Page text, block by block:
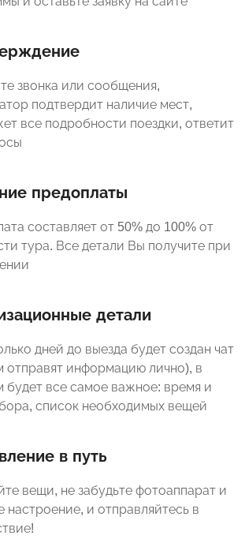
звонка или сообщения,
подтвердит наличие мест,
все подробности поездки, ответит
предоплаты
составляет от 50% до 100% от
тура. Все детали Вы получите при
детали
дней до выезда будет создан чат
отправят информацию лично), в
будет все самое важное: время и
список необходимых вещей
в путь
вещи, не забудьте фотоаппарат и
настроение, и отправляйтесь в